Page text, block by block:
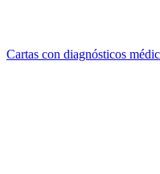
Cartas con diagnósticos